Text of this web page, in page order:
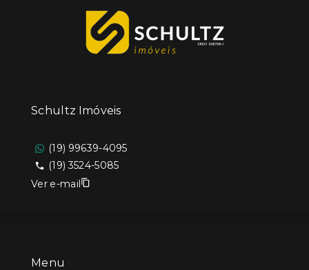
Menu
Schultz Imóveis
(19) 99639-4095
(19) 3524-5085
Ver e-mail